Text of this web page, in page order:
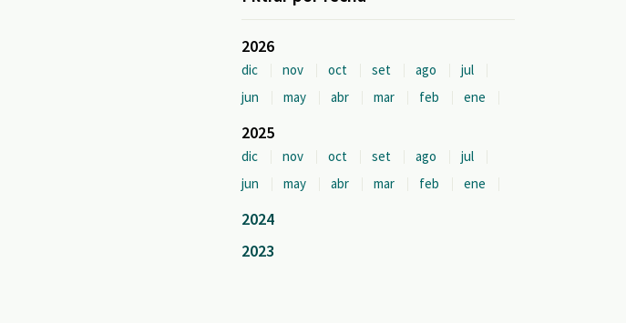
2026
dic nov oct set ago
jul
jun
may abr mar feb ene
2025
dic nov oct set ago
jul
jun
may abr mar feb ene
2024
2023